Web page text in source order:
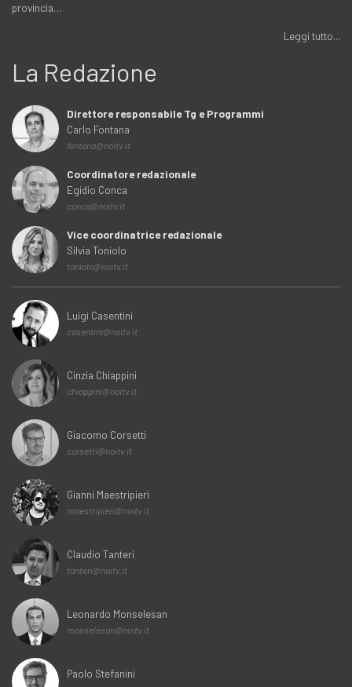
provincia…
Leggi tutto...
La Redazione
Direttore responsabile Tg e Programmi
Carlo Fontana
fontana@noitv.it
Coordinatore redazionale
Egidio Conca
conca@noitv.it
Vice coordinatrice redazionale
Silvia Toniolo
toniolo@noitv.it
Luigi Casentini
casentini@noitv.it
Cinzia Chiappini
chiappini@noitv.it
Giacomo Corsetti
corsetti@noitv.it
Gianni Maestripieri
maestripieri@noitv.it
Claudio Tanteri
tanteri@noitv.it
Leonardo Monselesan
monselesan@noitv.it
Paolo Stefanini